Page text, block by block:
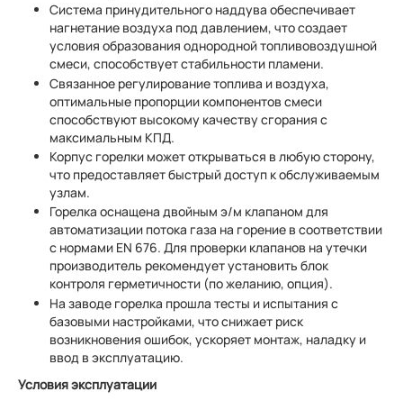
Система принудительного наддува обеспечивает
нагнетание воздуха под давлением, что создает
условия образования однородной топливовоздушной
смеси, способствует стабильности пламени.
Связанное регулирование топлива и воздуха,
оптимальные пропорции компонентов смеси
способствуют высокому качеству сгорания с
максимальным КПД.
Корпус горелки может открываться в любую сторону,
что предоставляет быстрый доступ к обслуживаемым
узлам.
Горелка оснащена двойным э/м клапаном для
автоматизации потока газа на горение в соответствии
с нормами EN 676. Для проверки клапанов на утечки
производитель рекомендует установить блок
контроля герметичности (по желанию, опция).
На заводе горелка прошла тесты и испытания с
базовыми настройками, что снижает риск
возникновения ошибок, ускоряет монтаж, наладку и
ввод в эксплуатацию.
Условия эксплуатации